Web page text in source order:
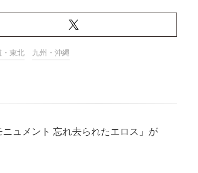
・東北 九州・沖縄
ュメント 忘れ去られたエロス」が